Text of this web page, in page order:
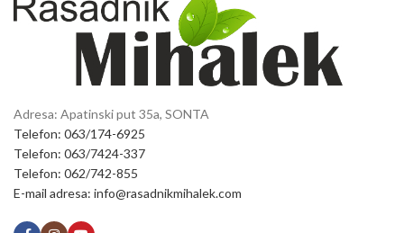
Adresa: Apatinski put 35a, SONTA
Telefon: 063/174-6925
Telefon: 063/7424-337
Telefon: 062/742-855
E-mail adresa: info@rasadnikmihalek.com